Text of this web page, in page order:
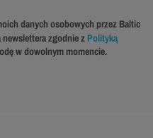
danych osobowych przez Baltic
zgodnie z Polityką
w dowolnym momencie.